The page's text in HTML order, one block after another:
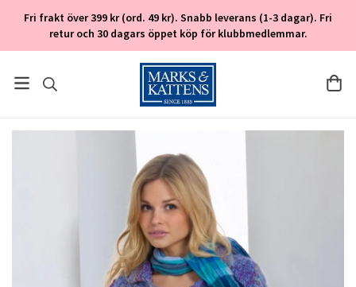
Fri frakt över 399 kr (ord. 49 kr). Snabb leverans (1-3 dagar). Fri
retur och 30 dagars öppet köp för klubbmedlemmar.